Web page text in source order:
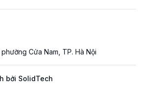
Cửa Nam, TP. Hà Nội
bởi SolidTech